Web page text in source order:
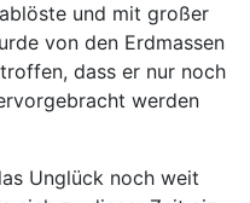
und mit großer
von den Erdmassen
dass er nur noch
werden
Unglück noch weit